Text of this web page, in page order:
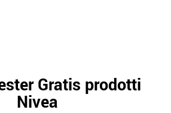
Gratis prodotti
Nivea